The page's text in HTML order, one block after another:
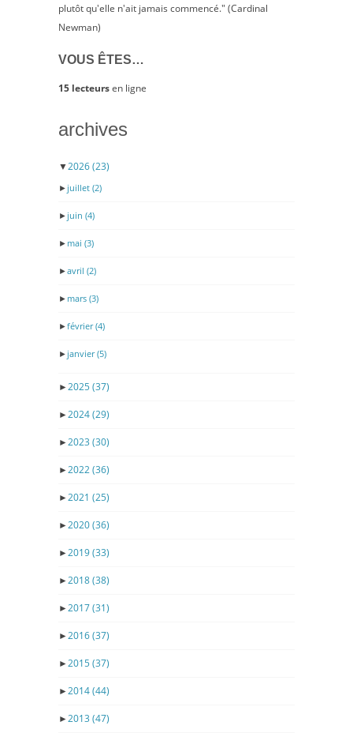
plutôt qu'elle n'ait jamais commencé." (Cardinal
Newman)
VOUS ÊTES…
15 lecteursen ligne
archives
▼2026(23)
► juillet (2)
► juin (4)
► mai (3)
►avril (2)
► mars (3)
►février(4)
► janvier(5)
►2025(37)
►2024(29)
►2023 (30)
►2022(36)
►2021 (25)
►2020(36)
►2019(33)
►2018(38)
►2017(31)
►2016(37)
►2015(37)
►2014(44)
►2013 (47)